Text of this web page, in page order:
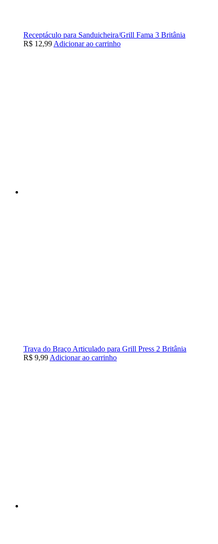
Receptáculo para Sanduicheira/Grill Fama 3 Britânia
R$ 12,99 Adicionar ao carrinho
Trava do Braço Articulado para Grill Press 2 Britânia
R$ 9,99 Adicionar ao carrinho